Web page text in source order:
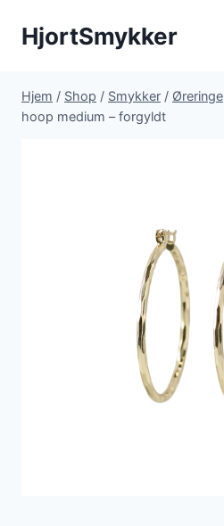
HjortSmykker
Hjem / Shop / Smykker / Øreringe
hoop medium – forgyldt